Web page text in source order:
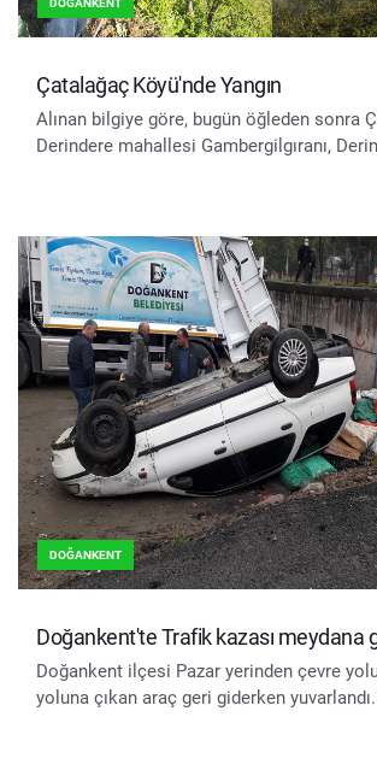
DOĞANKENT
Çatalağaç Köyü'nde Yangın
Alınan bilgiye göre, bugün öğleden sonra
Derindere mahallesi Gambergilgıranı,
DOĞANKENT
Doğankent'te Trafik kazası meydana
Doğankent ilçesi Pazar yerinden çevre
yoluna çıkan araç geri giderken